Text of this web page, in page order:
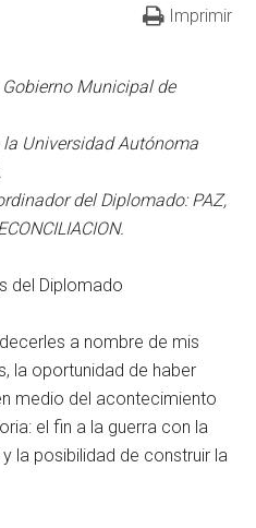
Imprimir
Municipal de
la Universidad Autónoma
del Diplomado: PAZ,
del Diplomado
a nombre de mis
la oportunidad de haber
medio del acontecimiento
el fin a la guerra con la
la posibilidad de construir la